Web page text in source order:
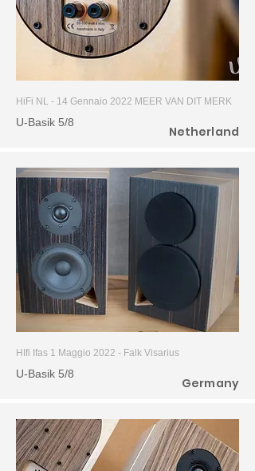
HiFi NL - 14 Gennaio 2022 MEER VAN DIT MERK
U-Basik 5/8
Netherland
HIfi Ifas 1 Maggio 2022 - Falk Visarius
U-Basik 5/8
Germany